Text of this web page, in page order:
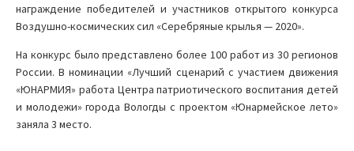
награждение победителей и участников открытого конкурса
Воздушно-космических сил «Серебряные крылья — 2020».
На конкурс было представлено более 100 работ из 30 регионов
России. В номинации «Лучший сценарий с участием движения
«ЮНАРМИЯ» работа Центра патриотического воспитания детей
и молодежи» города Вологды с проектом «Юнармейское лето»
заняла 3 место.